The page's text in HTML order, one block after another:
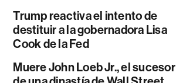
Trump reactiva el intento de
destituir a la gobernadora Lisa
Cook de la Fed
Muere John Loeb Jr., el sucesor